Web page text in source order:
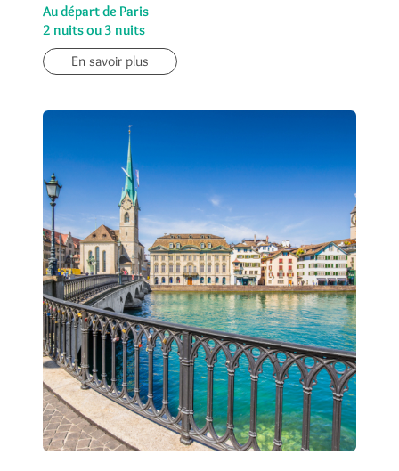
Au départ de Paris
2 nuits ou 3 nuits
En savoir plus